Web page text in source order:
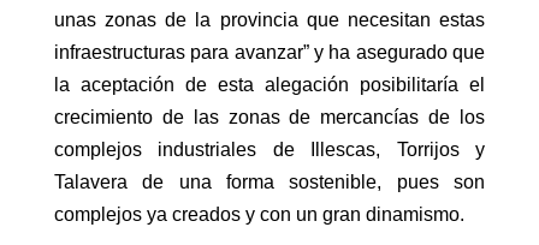
unas zonas de la provincia que necesitan estas
infraestructuras para avanzar” y ha asegurado que
la aceptación de esta alegación posibilitaría el
crecimiento de las zonas de mercancías de los
complejos industriales de Illescas, Torrijos y
Talavera de una forma sostenible, pues son
complejos ya creados y con un gran dinamismo.